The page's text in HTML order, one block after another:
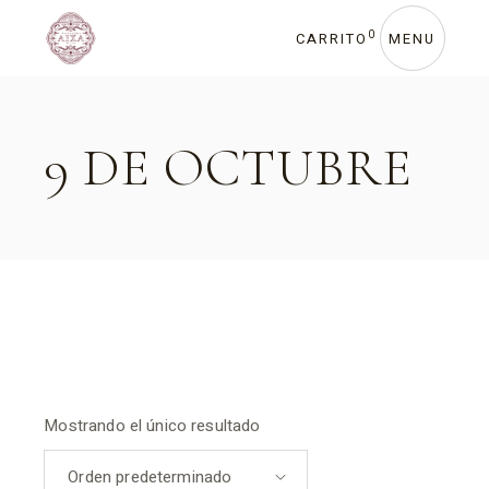
content
CARRITO 0 MENU
9 DE OCTUBRE
Mostrando el único resultado
Orden predeterminado